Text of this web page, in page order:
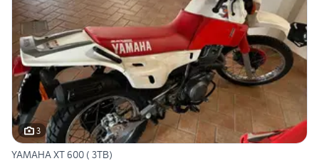
3
YAMAHA XT 600 ( 3TB)